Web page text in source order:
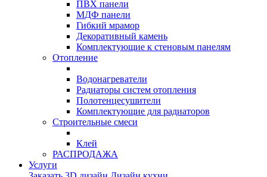
ПВХ панели
МДФ панели
Гибкий мрамор
Декоративный камень
Комплектующие к стеновым панелям
Отопление
Водонагреватели
Радиаторы систем отопления
Полотенцесушители
Комплектующие для радиаторов
Строительные смеси
Клей
РАСПРОДАЖА
Услуги